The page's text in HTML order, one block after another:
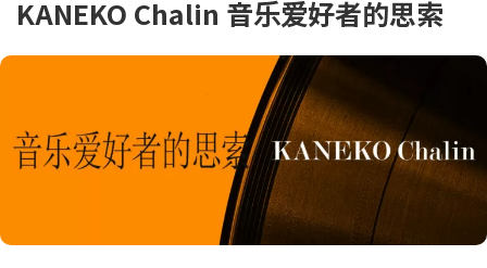
KANEKO Chalin 音乐爱好者的思索